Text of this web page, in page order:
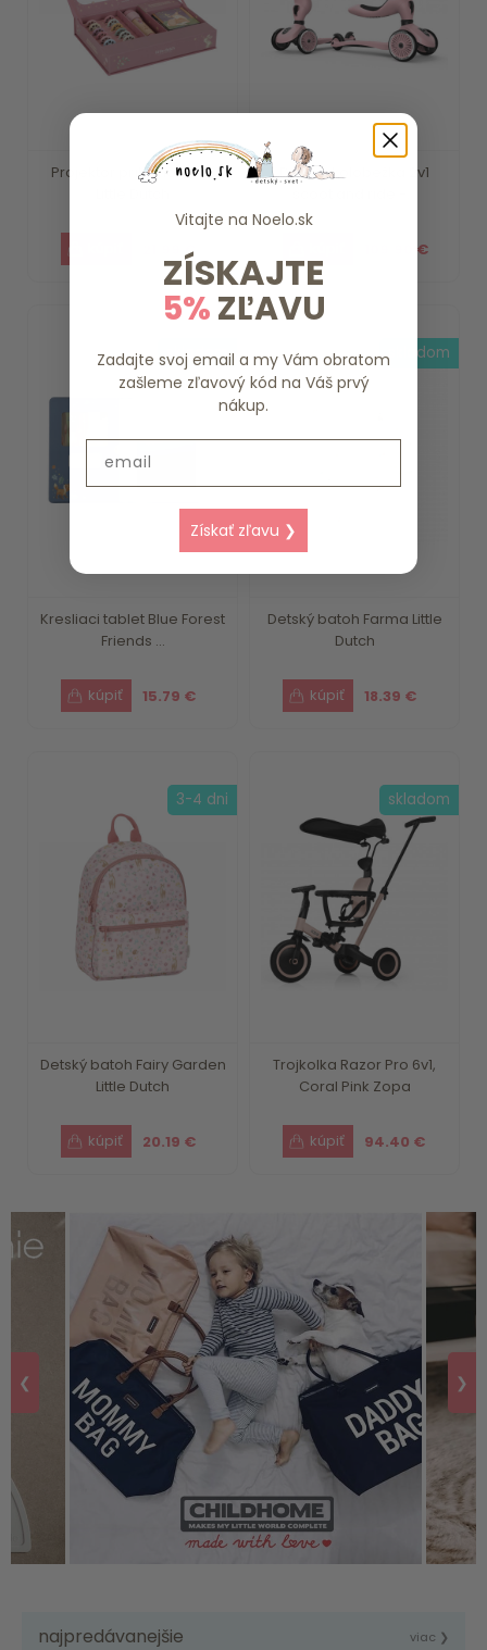
Projektor príbehov Pink
21.99 €
Detská kolobežka 2v1
109.90 €
Kresliaci tablet Blue Forest
Friends ...
15.79 €
skladom
Detský batoh Farma Little
Dutch
18.39 €
skladom
Detský batoh Fairy Garden
Little Dutch
20.19 €
3-4 dni
Trojkolka Razor Pro 6v1,
Coral Pink Zopa
94.40 €
skladom
❮ ❯
najpredávanejšie viac ❯
Vitajte na Noelo.sk
ZÍSKAJTE
5%ZĽAVU
Zadajte svoj email a my Vám obratom
zašleme zľavový kód na Váš prvý
nákup.
Získať zľavu ❯